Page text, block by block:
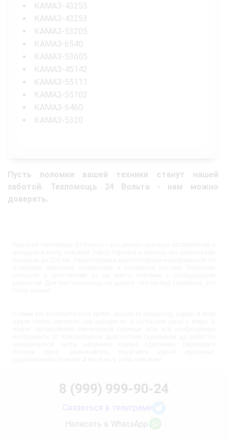
КАМАЗ-43255
КАМАЗ-43253
КАМАЗ-53205
КАМАЗ-6540
КАМАЗ-53605
КАМАЗ-45142
КАМАЗ-55111
КАМАЗ-55102
КАМАЗ-6460
КАМАЗ-5320
Пусть поломки вашей техники станут нашей
заботой. Техпомощь 24 Вольта - нам можно
доверять.
8 (999) 999-90-24
Связаться в телеграме
Написать в WhatsApp